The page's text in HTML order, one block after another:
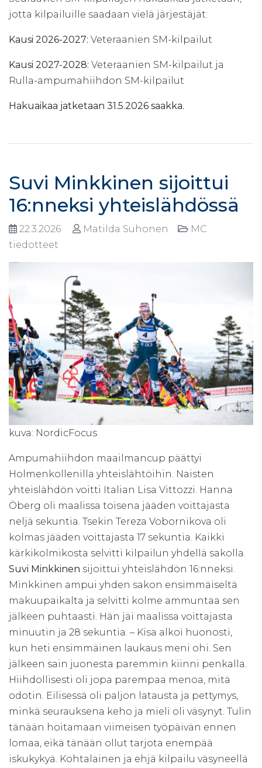
jotta kilpailuille saadaan vielä järjestäjät:
Kausi 2026-2027: Veteraanien SM-kilpailut
Kausi 2027-2028: Veteraanien SM-kilpailut ja
Rulla-ampumahiihdon SM-kilpailut
Hakuaikaa jatketaan 31.5.2026 saakka.
Suvi Minkkinen sijoittui
16:nneksi yhteislähdössä
22.3.2026 Matilda Suhonen
MC
tiedotteet
kuva: NordicFocus
Ampumahiihdon maailmancup päättyi
Holmenkollenilla yhteislähtöihin. Naisten
yhteislähdön voitti Italian Lisa Vittozzi. Hanna
Öberg oli maalissa toisena jääden voittajasta
neljä sekuntia. Tsekin Tereza Vobornikova oli
kolmas jääden voittajasta 17 sekuntia. Kaikki
kärkikolmikosta selvitti kilpailun yhdellä sakolla.
Suvi Minkkinen sijoittui yhteislähdön 16:nneksi.
Minkkinen ampui yhden sakon ensimmäiseltä
makuupaikalta ja selvitti kolme ammuntaa sen
jälkeen puhtaasti. Hän jäi maalissa voittajasta
minuutin ja 28 sekuntia. – Kisa alkoi huonosti,
kun heti ensimmäinen laukaus meni ohi. Sen
jälkeen sain juonesta paremmin kiinni penkalla.
Hiihdollisesti oli jopa parempaa menoa, mitä
odotin. Eilisessä oli paljon latausta ja pettymys,
minkä seurauksena keho ja mieli oli väsynyt. Tulin
tänään hoitamaan viimeisen työpäivän ennen
lomaa, eikä tänään ollut tarjota enempää
iskukykyä. Kohtalainen ja ehjä kilpailu väsyneellä